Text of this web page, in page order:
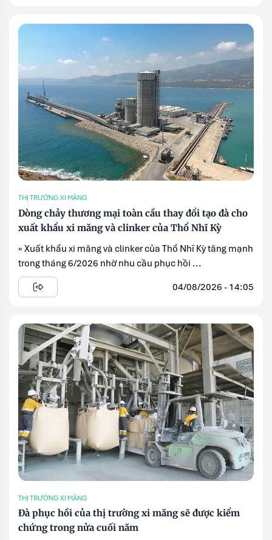
THỊ TRƯỜNG XI MĂNG
Dòng chảy thương mại toàn cầu thay đổi tạo đà cho
xuất khẩu xi măng và clinker của Thổ Nhĩ Kỳ
» Xuất khẩu xi măng và clinker của Thổ Nhĩ Kỳ tăng mạnh
trong tháng 6/2026 nhờ nhu cầu phục hồi ...
04/08/2026 - 14:05
THỊ TRƯỜNG XI MĂNG
Đà phục hồi của thị trường xi măng sẽ được kiểm
chứng trong nửa cuối năm